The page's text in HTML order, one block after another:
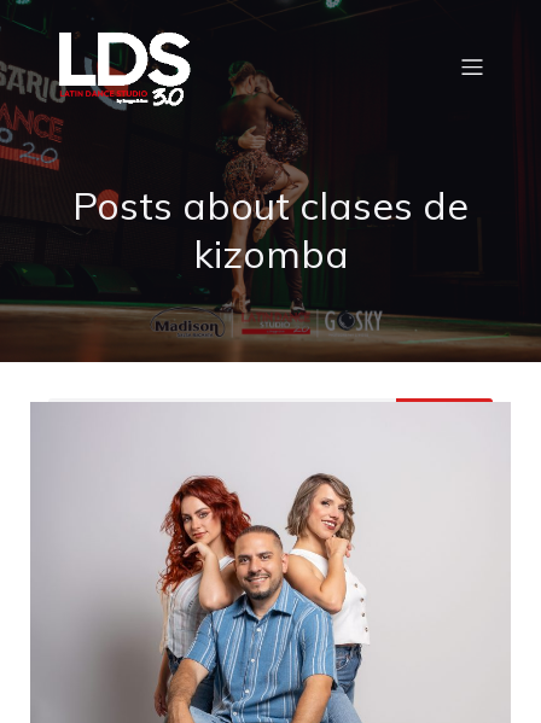
Posts about clases de
kizomba